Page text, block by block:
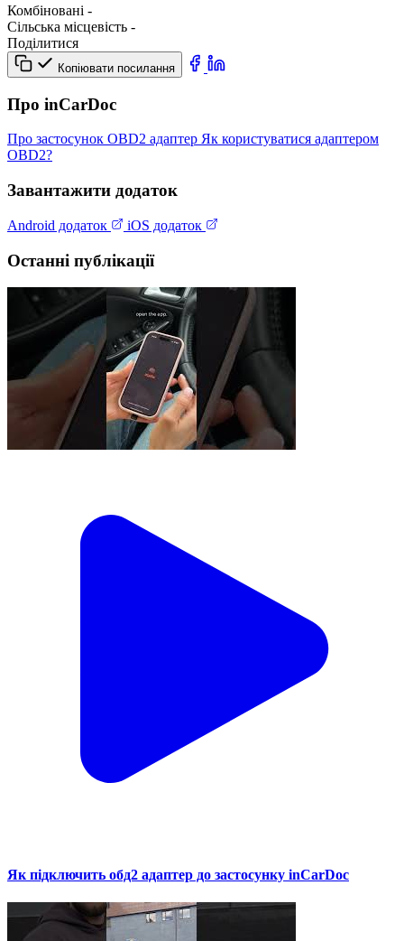
Комбіновані -
Сільська місцевість -
Поділитися
Копіювати посилання
Про inCarDoc
Про застосунок OBD2 адаптер Як користуватися адаптером
OBD2?
Завантажити додаток
Android додаток iOS додаток
Останні публікації
Як підключить обд2 адаптер до застосунку inCarDoc